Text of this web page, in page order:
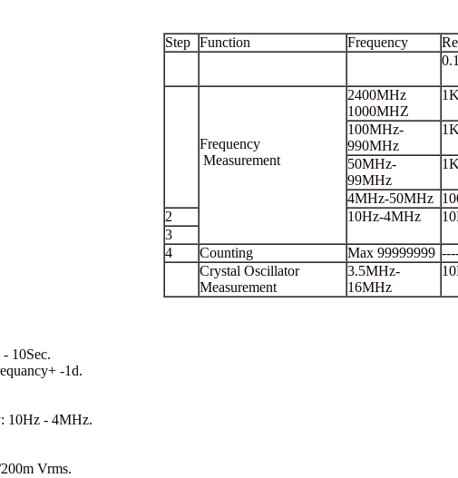
Frequency
Function
Step
2400MHz
1000MHZ
Frequency
Measurement
100MHz-
990MHz
50MHz-
99MHz
4MHz-50MHz
10Hz-4MHz
2
3
Max 99999999
Counting
4
3.5MHz-
16MHz
Crystal Oscillator
Measurement
10Sec.
-1d.
10Hz - 4MHz.
Vrms.